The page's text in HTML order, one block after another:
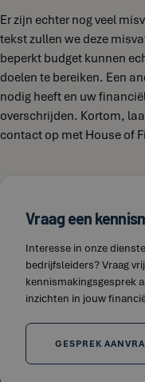
Er zijn echter nog veel
tekst zullen we deze
beperkt budget kunnen
doelen te bereiken. Een
nodig heeft en uw
overschrijden. Kortom,
contact op met House of
Vraag een
Interesse in onze
bedrijfsleiders? Vraag
kennismakingsgesprek
inzichten in jouw
GESPREK